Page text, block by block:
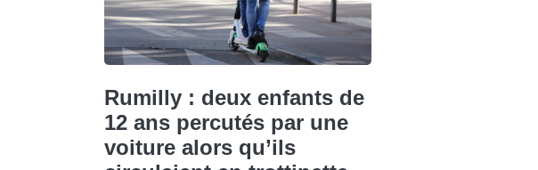
Rumilly : deux enfants de
12 ans percutés par une
voiture alors qu’ils